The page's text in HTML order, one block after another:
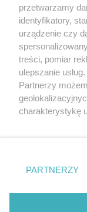
Nie zapomnij
zapoznać się z:
Twojemiasto
Piekary Śląskie
Chorzów
Tarnowskie Góry
Gliwice
przetwarzamy
identyfikatory,
urządzenie czy
treści, pomiar
ulepszanie
Partnerzy
charakterystykę
zmienić/
znajdujący się
rodzaje
użytkownika,
PARTNERZY